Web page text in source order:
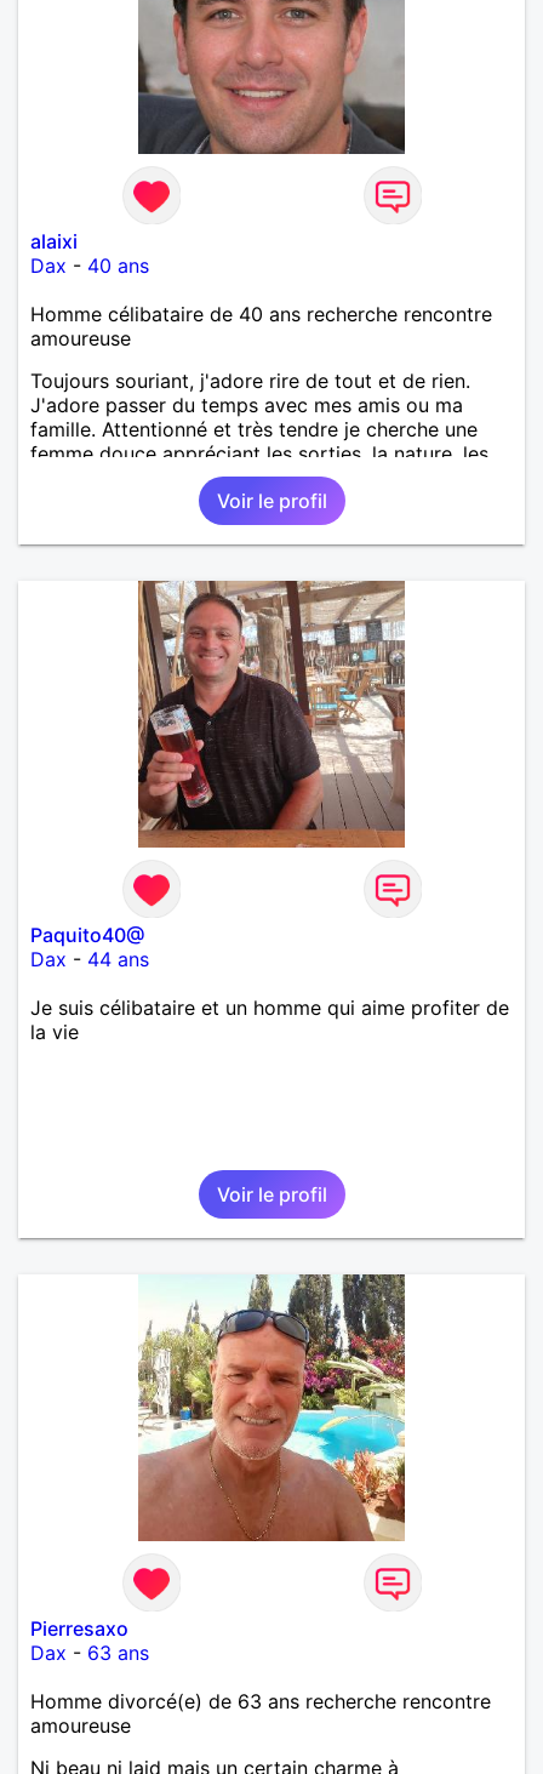
alaixi
Dax - 40 ans
Homme célibataire de 40 ans recherche rencontre
amoureuse
Toujours souriant, j'adore rire de tout et de rien.
J'adore passer du temps avec mes amis ou ma
famille. Attentionné et très tendre je cherche une
femme douce appréciant les sorties, la nature, les
balades, les bons restos...
Voir le profil
Paquito40@
Dax - 44 ans
Je suis célibataire et un homme qui aime profiter de
la vie
Voir le profil
Pierresaxo
Dax - 63 ans
Homme divorcé(e) de 63 ans recherche rencontre
amoureuse
Ni beau ni laid mais un certain charme à